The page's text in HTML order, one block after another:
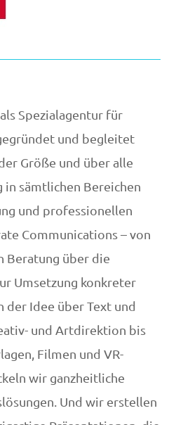
Spezialagentur für
und begleitet
Größe und über alle
in sämtlichen Bereichen
und professionellen
Communications – von
Beratung über die
Umsetzung konkreter
der Idee über Text und
und Artdirektion bis
Filmen und VR-
wir ganzheitliche
Und wir erstellen